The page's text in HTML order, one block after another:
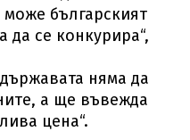
българският
да се конкурира“,
няма да
а ще въвежда
цена“.